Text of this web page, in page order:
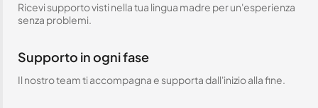
Ricevi supporto visti nella tua lingua madre per un'esperienza
senza problemi.
Supporto in ogni fase
Il nostro team ti accompagna e supporta dall'inizio alla fine.